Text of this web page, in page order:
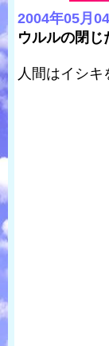
2004年05月
ウルルの閉じ
人間はイシ